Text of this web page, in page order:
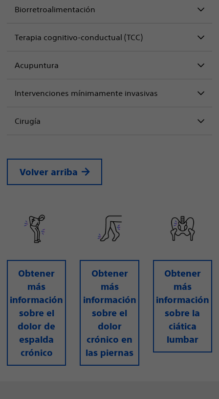
Biorretroalimentación
Terapia cognitivo-conductual (TCC)
Acupuntura
Intervenciones mínimamente invasivas
Cirugía
Volver arriba
Obtener
más
información
sobre el
dolor de
espalda
crónico
Obtener
más
información
sobre el
dolor
crónico en
las piernas
Obtener
más
información
sobre la
ciática
lumbar